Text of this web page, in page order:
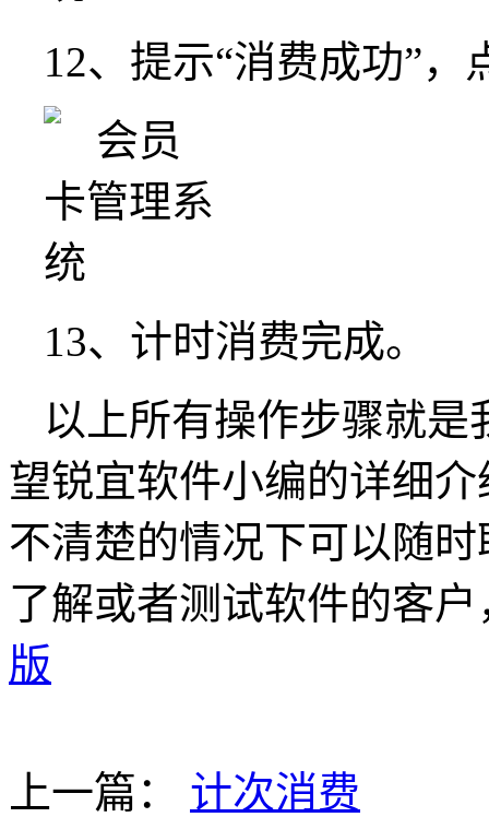
12、提示“消费成功”，
13、计时消费完成。
以上所有操作步骤就
望锐宜软件小编的详细
不清楚的情况下可以随
了解或者测试软件的客
版
上一篇： 计次消费